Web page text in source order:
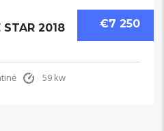
€7 250
STAR 2018
59 kw